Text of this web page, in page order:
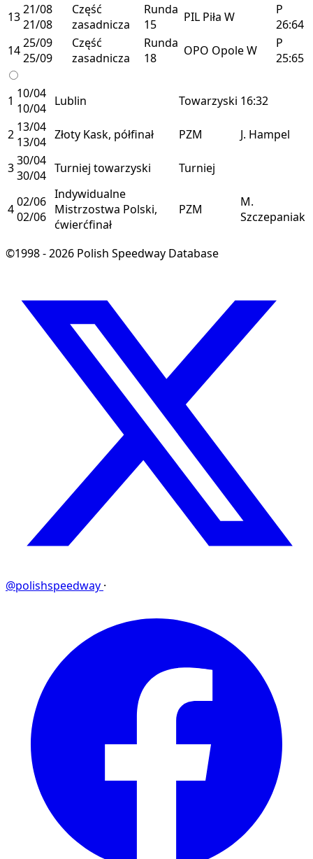
1321/08
21/08
Część
zasadnicza
Runda
15
PIL Piła W
P
26:64
1425/09
25/09
Część
zasadnicza
Runda
18
OPO OpoleW
P
25:65
1 10/04
10/04 Lublin Towarzyski 16:32
2 13/04
13/04 Złoty Kask, półfinał PZM J. Hampel
330/04
30/04 Turniej towarzyski Turniej
402/06
02/06
Indywidualne
Mistrzostwa Polski,
ćwierćfinał
PZM
M.
Szczepaniak
©1998 - 2026 Polish Speedway Database
@polishspeedway ·